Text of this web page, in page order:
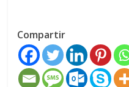
Compartir